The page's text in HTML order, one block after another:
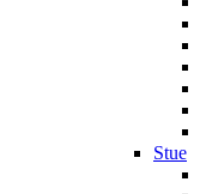
Stue